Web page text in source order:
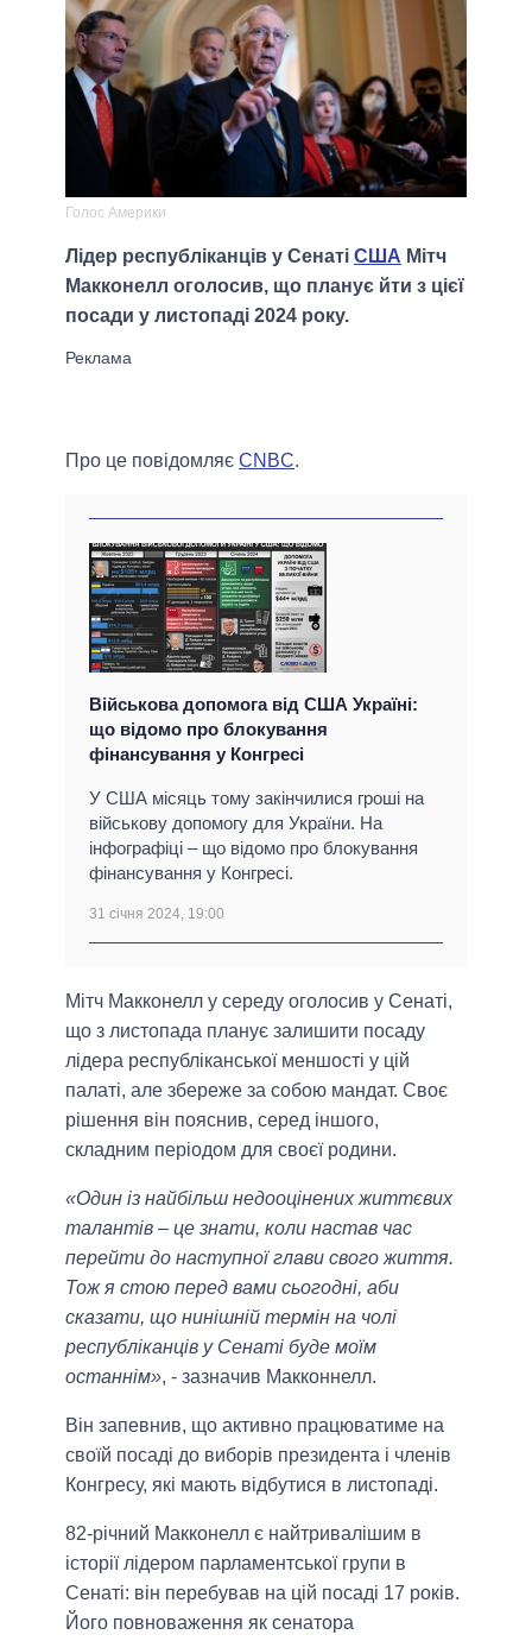
Голос Америки
Лідер республіканців у Сенаті США Мітч
Макконелл оголосив, що планує йти з цієї
посади у листопаді 2024 року.
Про це повідомляє CNBC.
Військова допомога від США Україні:
що відомо про блокування
фінансування у Конгресі
У США місяць тому закінчилися гроші на
військову допомогу для України. На
інфографіці – що відомо про блокування
фінансування у Конгресі.
31 січня 2024, 19:00
Мітч Макконелл у середу оголосив у Сенаті,
що з листопада планує залишити посаду
лідера республіканської меншості у цій
палаті, але збереже за собою мандат. Своє
рішення він пояснив, серед іншого,
складним періодом для своєї родини.
«Один із найбільш недооцінених життєвих
талантів – це знати, коли настав час
перейти до наступної глави свого життя.
Тож я стою перед вами сьогодні, аби
сказати, що нинішній термін на чолі
республіканців у Сенаті буде моїм
останнім», - зазначив Макконнелл.
Він запевнив, що активно працюватиме на
своїй посаді до виборів президента і членів
Конгресу, які мають відбутися в листопаді.
82-річний Макконелл є найтривалішим в
історії лідером парламентської групи в
Сенаті: він перебував на цій посаді 17 років.
Його повноваження як сенатора